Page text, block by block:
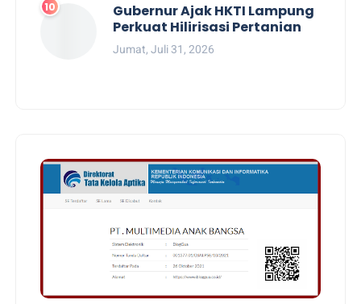
Gubernur Ajak HKTI Lampung
Perkuat Hilirisasi Pertanian
Jumat, Juli 31, 2026